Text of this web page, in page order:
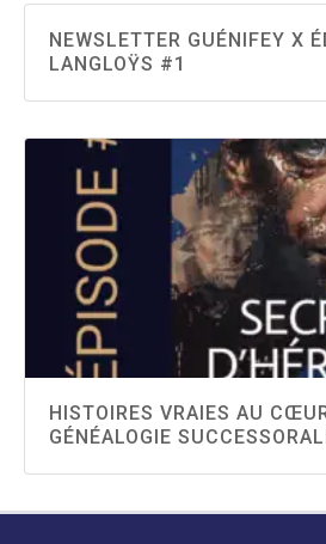
NEWSLETTER GUÉNIFEY X
LANGLOŸS #1
HISTOIRES VRAIES AU
GÉNÉALOGIE